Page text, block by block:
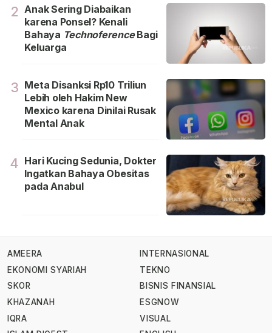
2 Anak Sering Diabaikan
karena Ponsel? Kenali
Bahaya TechnoferenceBagi
Keluarga
3 Meta Disanksi Rp10 Triliun
Lebih oleh Hakim New
Mexico karena Dinilai Rusak
Mental Anak
4 Hari Kucing Sedunia, Dokter
Ingatkan Bahaya Obesitas
pada Anabul
AMEERA
EKONOMI SYARIAH
SKOR
KHAZANAH
IQRA
INTERNASIONAL
TEKNO
BISNIS FINANSIAL
ESGNOW
VISUAL